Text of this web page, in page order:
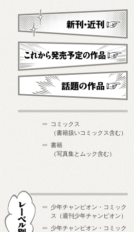
新刊・近刊
これから発売予定
コミックス
（書籍扱いコミックス含む）
書籍
（写真集とムック含む）
少年チャンピオン・コミック
ス（週刊少年チャンピオン）
少年チャンピオン・コミック